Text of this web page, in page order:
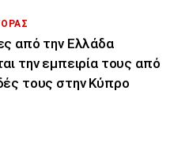
από την Ελλάδα
την εμπειρία τους από
τους στην Κύπρο